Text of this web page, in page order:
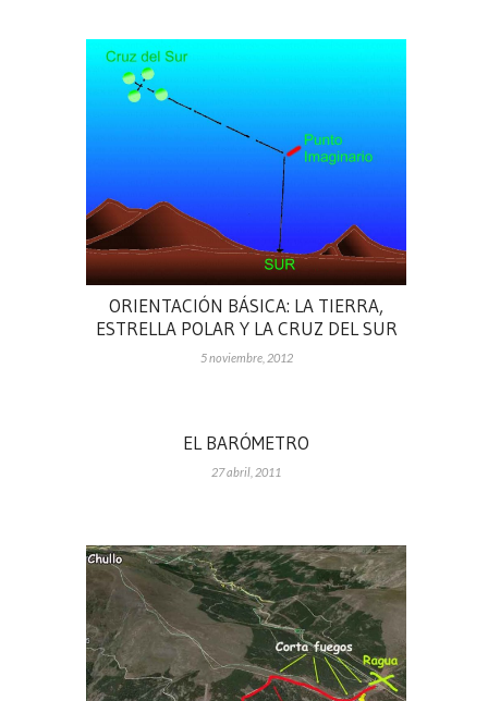
ORIENTACIÓN BÁSICA: LA TIERRA,
ESTRELLA POLAR Y LA CRUZ DEL SUR
5 noviembre, 2012
EL BARÓMETRO
27 abril, 2011